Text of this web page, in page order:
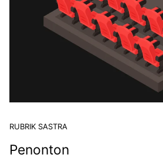
RUBRIK SASTRA
Penonton